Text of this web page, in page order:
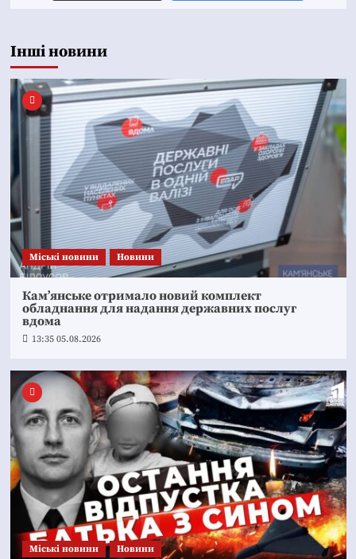
Інші новини
Mіські новини Новини
Кам’янське отримало новий комплект
обладнання для надання державних послуг
вдома
13:35 05.08.2026
Mіські новини Новини